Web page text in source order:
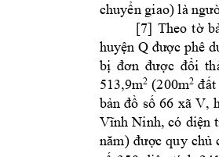
chuyển giao) là n
[7] Theo tờ
huyện Q được phê
bị đơn được đổi
513,9m2 (200m2 đất
bản đồ số 66 xã V,
Vĩnh Ninh, có diện
năm) được quy chủ